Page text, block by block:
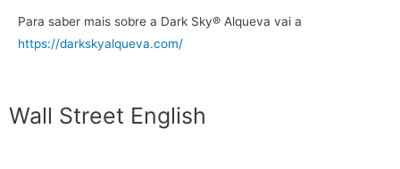
Para saber mais sobre a Dark Sky® Alqueva vai a
https://darkskyalqueva.com/
Wall Street English